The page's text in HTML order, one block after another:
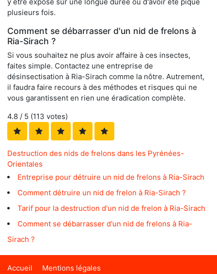
plusieurs fois.
Comment se débarrasser d'un nid de frelons à
Ria-Sirach ?
Si vous souhaitez ne plus avoir affaire à ces insectes,
faites simple. Contactez une entreprise de
désinsectisation à Ria-Sirach comme la nôtre. Autrement,
il faudra faire recours à des méthodes et risques qui ne
vous garantissent en rien une éradication complète.
4.8 / 5 (113 votes)
Destruction des nids de frelons dans les Pyrénées-
Orientales
Entreprise pour détruire un nid de frelons à Ria-Sirach
Comment détruire un nid de frelon à Ria-Sirach ?
Tarif pour la destruction d'un nid de frelon à Ria-Sirach
Comment se débarrasser d'un nid de frelons à Ria-
Sirach ?
Accueil Mentions légales